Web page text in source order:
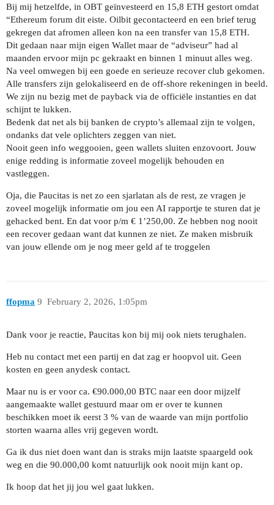
Bij mij hetzelfde, in OBT geïnvesteerd en 15,8 ETH gestort omdat
“Ethereum forum dit eiste. Oilbit gecontacteerd en een brief terug
gekregen dat afromen alleen kon na een transfer van 15,8 ETH.
Dit gedaan naar mijn eigen Wallet maar de “adviseur” had al
maanden ervoor mijn pc gekraakt en binnen 1 minuut alles weg.
Na veel omwegen bij een goede en serieuze recover club gekomen.
Alle transfers zijn gelokaliseerd en de off-shore rekeningen in beeld.
We zijn nu bezig met de payback via de officiële instanties en dat
schijnt te lukken.
Bedenk dat net als bij banken de crypto’s allemaal zijn te volgen,
ondanks dat vele oplichters zeggen van niet.
Nooit geen info weggooien, geen wallets sluiten enzovoort. Jouw
enige redding is informatie zoveel mogelijk behouden en
vastleggen.
Oja, die Paucitas is net zo een sjarlatan als de rest, ze vragen je
zoveel mogelijk informatie om jou een AI rapportje te sturen dat je
gehacked bent. En dat voor p/m € 1’250,00. Ze hebben nog nooit
een recover gedaan want dat kunnen ze niet. Ze maken misbruik
van jouw ellende om je nog meer geld af te troggelen
ffopma February 2, 2026, 1:05pm
9
Dank voor je reactie, Paucitas kon bij mij ook niets terughalen.
Heb nu contact met een partij en dat zag er hoopvol uit. Geen
kosten en geen anydesk contact.
Maar nu is er voor ca. €90.000,00 BTC naar een door mijzelf
aangemaakte wallet gestuurd maar om er over te kunnen
beschikken moet ik eerst 3 % van de waarde van mijn portfolio
storten waarna alles vrij gegeven wordt.
Ga ik dus niet doen want dan is straks mijn laatste spaargeld ook
weg en die 90.000,00 komt natuurlijk ook nooit mijn kant op.
Ik hoop dat het jij jou wel gaat lukken.